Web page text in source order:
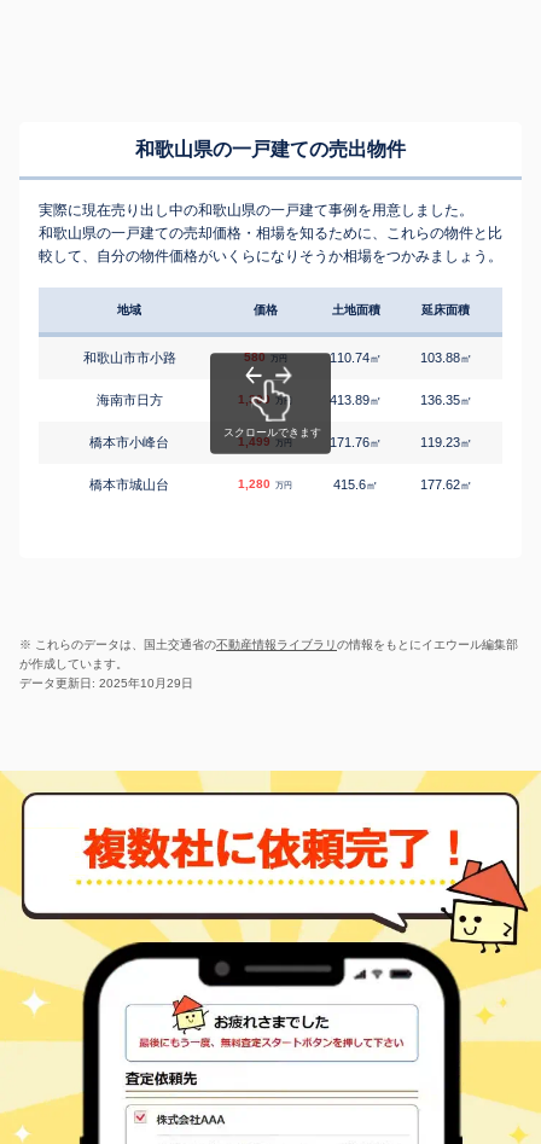
和歌山県の一戸建ての売出物件
実際に現在売り出し中の和歌山県の一戸建て事例を用意しました。
和歌山県の一戸建ての売却価格・相場を知るために、これらの物件と比
較して、自分の物件価格がいくらになりそうか相場をつかみましょう。
地域 価格 土地面積 延床面積
和歌山市市小路 580 万円 110.74㎡ 103.88㎡
海南市日方 1,300 万円 413.89㎡ 136.35㎡
橋本市小峰台 1,499 万円 171.76㎡ 119.23㎡
橋本市城山台 1,280 万円 415.6㎡ 177.62㎡
※ これらのデータは、国土交通省の不動産情報ライブラリの情報をもとにイエウール編集部
が作成しています。
データ更新日: 2025年10月29日